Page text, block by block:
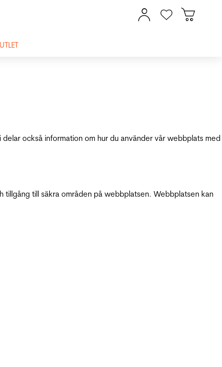
också information om hur du använder vår webbplats med
till säkra områden på webbplatsen. Webbplatsen kan